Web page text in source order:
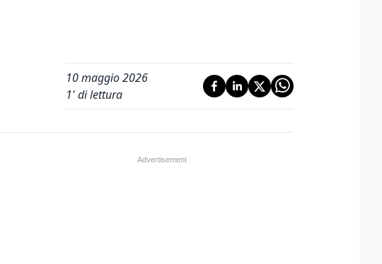
10 maggio 2026
1' di lettura